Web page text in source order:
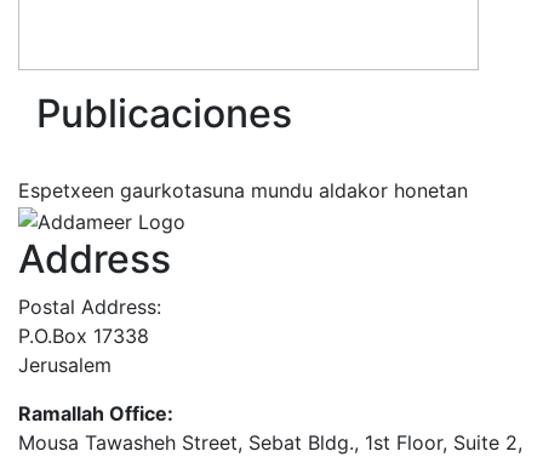
Publicaciones
Espetxeen gaurkotasuna mundu aldakor honetan
Address
Postal Address:
P.O.Box 17338
Jerusalem
Ramallah Office:
Mousa Tawasheh Street, Sebat Bldg., 1st Floor, Suite 2,